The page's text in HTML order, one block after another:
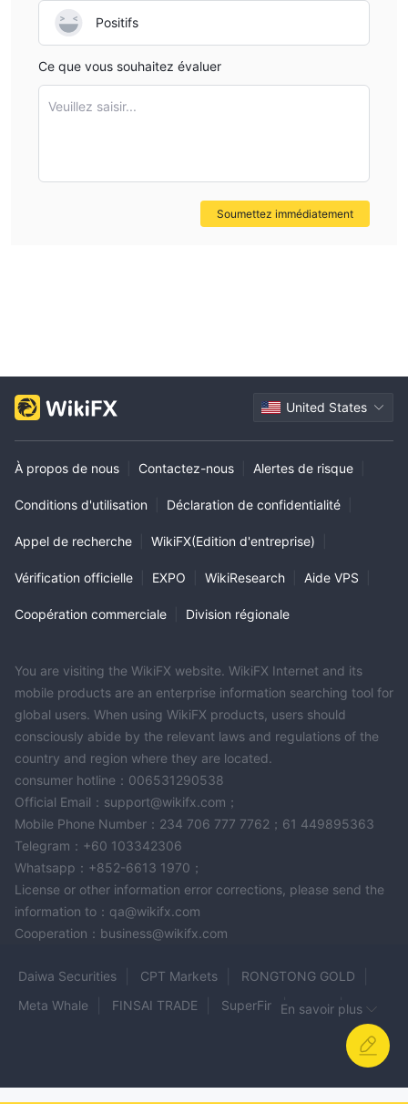
Positifs
Ce que vous souhaitez évaluer
Veuillez saisir...
Soumettez immédiatement
United States
À propos de nous Contactez-nous Alertes de risque
Conditions d'utilisation Déclaration de confidentialité
Appel de recherche WikiFX(Edition d'entreprise)
Vérification officielle EXPO WikiResearch Aide VPS
Coopération commerciale Division régionale
You are visiting the WikiFX website. WikiFX Internet and its
mobile products are an enterprise information searching tool for
global users. When using WikiFX products, users should
consciously abide by the relevant laws and regulations of the
country and region where they are located.
consumer hotline：006531290538
Official Email：support@wikifx.com；
Mobile Phone Number：234 706 777 7762；61 449895363
Telegram：+60 103342306
Whatsapp：+852-6613 1970；
License or other information error corrections, please send the
information to：qa@wikifx.com
Cooperation：business@wikifx.com
Daiwa Securities CPT Markets
RONGTONG GOLD
Meta Whale
FINSAI TRADE SuperFin
Merin
synergyfx
PHYX PAROXFX XS BP PRIME
En savoir plus